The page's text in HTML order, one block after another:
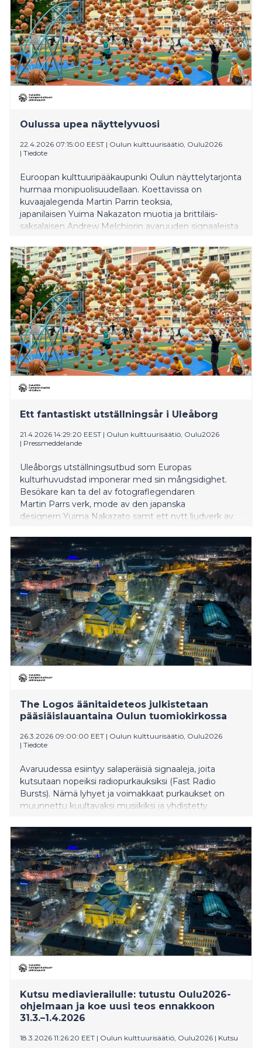
Oulussa upea näyttelyvuosi
22.4.2026 07:15:00 EEST | Oulun kulttuurisäätiö, Oulu2026
| Tiedote
Euroopan kulttuuripääkaupunki Oulun näyttelytarjonta
hurmaa monipuolisuudellaan. Koettavissa on
kuvaajalegenda Martin Parrin teoksia,
japanilaisen Yuima Nakazaton muotia ja brittiläis-
saksalaisen Andrew Melchiorin avaruuden signaaleista
Ett fantastiskt utställningsår i Uleåborg
21.4.2026 14:29:20 EEST | Oulun kulttuurisäätiö, Oulu2026
| Pressmeddelande
Uleåborgs utställningsutbud som Europas
kulturhuvudstad imponerar med sin mångsidighet.
Besökare kan ta del av fotograflegendaren
Martin Parrs verk, mode av den japanska
designern Yuima Nakazato samt ett nytt ljudverk av
från rymden.
The Logos äänitaideteos julkistetaan
pääsiäislauantaina Oulun tuomiokirkossa
26.3.2026 09:00:00 EET | Oulun kulttuurisäätiö, Oulu2026
| Tiedote
Avaruudessa esiintyy salaperäisiä signaaleja, joita
kutsutaan nopeiksi radiopurkauksiksi (Fast Radio
Bursts). Nämä lyhyet ja voimakkaat purkaukset on
muunnettu kuultavaksi musiikiksi ja yhdistetty
avaruuden”. The Logos -äänitaideteoksen
julkistustilaisuus järjestetään Oulun tuomiokirkossa
lauantaina 4.4. kattavan ohjelman kera.
Kutsu mediavierailulle: tutustu Oulu2026-
ohjelmaan ja koe uusi teos ennakkoon
31.3.–1.4.2026
18.3.2026 11:26:20 EET | Oulun kulttuurisäätiö, Oulu2026 | Kutsu